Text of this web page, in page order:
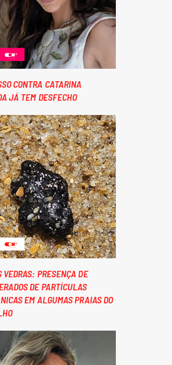
CONTRA CATARINA
JÁ TEM DESFECHO
VEDRAS: PRESENÇA DE
DE PARTÍCULAS
EM ALGUMAS PRAIAS DO